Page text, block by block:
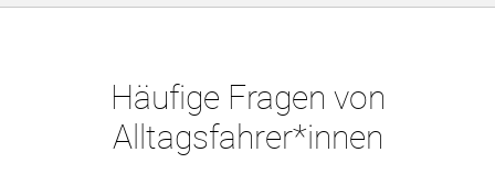
Häufige Fragen von
Alltagsfahrer*innen